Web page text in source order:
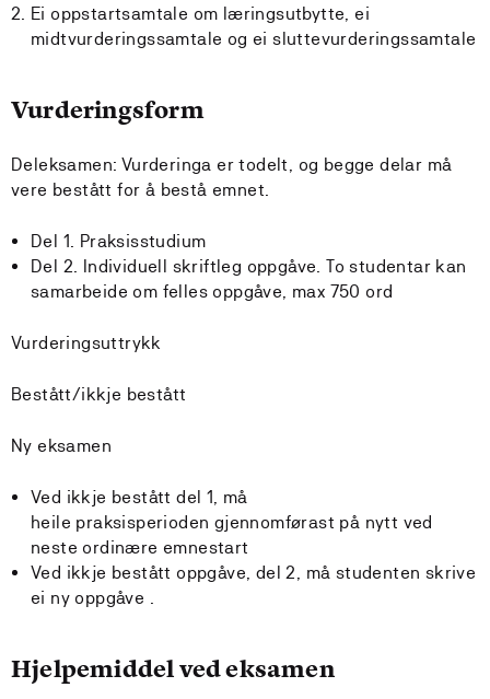
Ei oppstartsamtale om læringsutbytte, ei
midtvurderingssamtale og ei sluttevurderingssamtale
Vurderingsform
Deleksamen: Vurderinga er todelt, og begge delar må
vere bestått for å bestå emnet.
Del 1. Praksisstudium
Del 2. Individuell skriftleg oppgåve. To studentar kan
samarbeide om felles oppgåve, max 750 ord
Vurderingsuttrykk
Bestått/ikkje bestått
Ny eksamen
Ved ikkje bestått del 1, må
heile praksisperioden gjennomførast på nytt ved
neste ordinære emnestart
Ved ikkje bestått oppgåve, del 2, må studenten skrive
ei ny oppgåve .
Hjelpemiddel ved eksamen